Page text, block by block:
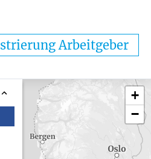
Arbeitgeber
+
−